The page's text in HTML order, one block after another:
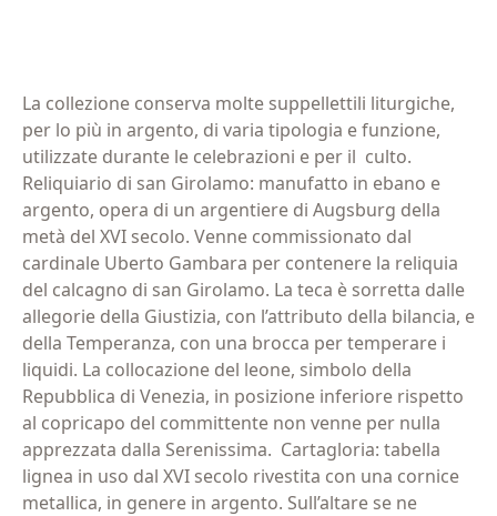
La collezione conserva molte suppellettili liturgiche,
per lo più in argento, di varia tipologia e funzione,
utilizzate durante le celebrazioni e per il culto.
Reliquiario di san Girolamo: manufatto in ebano e
argento, opera di un argentiere di Augsburg della
metà del XVI secolo. Venne commissionato dal
cardinale Uberto Gambara per contenere la reliquia
del calcagno di san Girolamo. La teca è sorretta dalle
allegorie della Giustizia, con l’attributo della bilancia, e
della Temperanza, con una brocca per temperare i
liquidi. La collocazione del leone, simbolo della
Repubblica di Venezia, in posizione inferiore rispetto
al copricapo del committente non venne per nulla
apprezzata dalla Serenissima. Cartagloria: tabella
lignea in uso dal XVI secolo rivestita con una cornice
metallica, in genere in argento. Sull’altare se ne